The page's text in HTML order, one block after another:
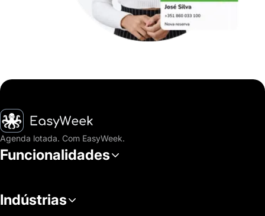
Página inicial
Agenda lotada. Com EasyWeek.
Funcionalidades
Indústrias